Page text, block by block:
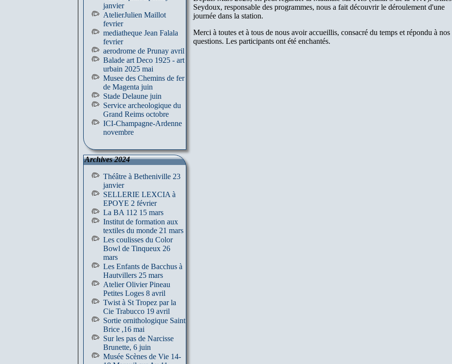
janvier
AtelierJulien Maillot
fevrier
mediatheque Jean Falala
fevrier
aerodrome de Prunay avril
Balade art Deco 1925 - art
urbain 2025 mai
Musee des Chemins de fer
de Magenta juin
Stade Delaune juin
Service archeologique du
Grand Reims octobre
ICI-Champagne-Ardenne
novembre
Archives 2024
Théâtre à Betheniville 23
janvier
SELLERIE LEXCIA à
EPOYE 2 février
La BA 112 15 mars
Institut de formation aux
textiles du monde 21 mars
Les coulisses du Color
Bowl de Tinqueux 26
mars
Les Enfants de Bacchus à
Hautvillers 25 mars
Atelier Olivier Pineau
Petites Loges 8 avril
Twist à St Tropez par la
Cie Trabucco 19 avril
Sortie ornithologique Saint
Brice ,16 mai
Sur les pas de Narcisse
Brunette, 6 juin
Musée Scènes de Vie 14-
Seydoux, responsable des programmes, nous a fait découvrir le déroulement d'une
journée dans la station.
Merci à toutes et à tous de nous avoir accueillis, consacré du temps et répondu à nos
questions. Les participants ont été enchantés.